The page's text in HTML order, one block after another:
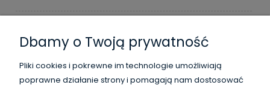
Dbamy o Twoją prywatność
Pliki cookies i pokrewne im technologie umożliwiają
poprawne działanie strony i pomagają nam dostosować